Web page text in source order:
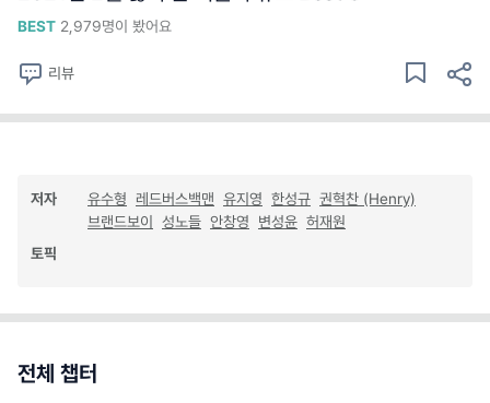
BEST 2,979명이 봤어요
리뷰
저자 유수형 레드버스백맨 유지영 한성규 권혁찬 (Henry)
브랜드보이 성노들 안창영 변성윤 허재원
토픽
전체 챕터